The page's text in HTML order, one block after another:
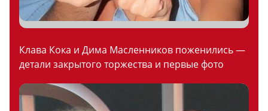
Клава Кока и Дима Масленников поженились —
детали закрытого торжества и первые фото